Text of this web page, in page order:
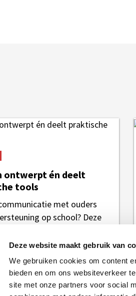
Deze website maakt gebruik van
We gebruiken cookies om content
bieden en om ons websiteverkeer
site met onze partners voor social
ontwerpt én deelt
tools
met ouders
op school? Deze
Jolanda van der...